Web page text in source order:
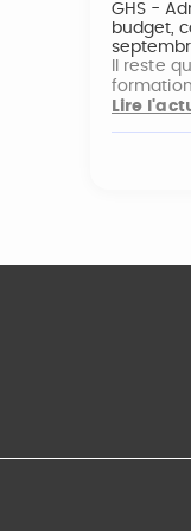
GHS -
budget,
Il reste
Lire